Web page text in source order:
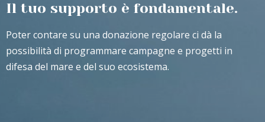
Il tuo supporto è fondamentale.
Poter contare su una donazione regolare ci dà la
possibilità di programmare campagne e progetti in
difesa del mare e del suo ecosistema.